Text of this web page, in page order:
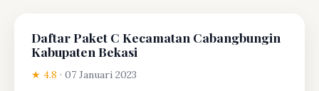
Daftar Paket C Kecamatan Cabangbungin
Kabupaten Bekasi
★ 4.8 · 07 Januari 2023